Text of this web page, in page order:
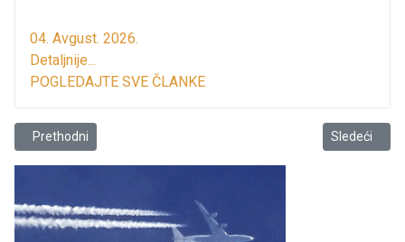
04. Avgust. 2026.
Detaljnije...
POGLEDAJTE SVE ČLANKE
Prethodni članak: Stari grad Bar predstavljen na konferenciji
Prethodni Sledeći
Sledeći